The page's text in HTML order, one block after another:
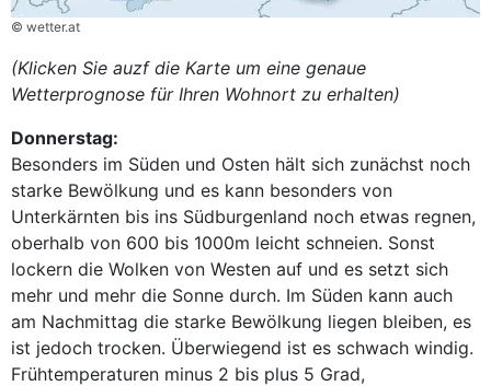
© wetter.at
(Klicken Sie auzf die Karte um eine genaue
Wetterprognose für Ihren Wohnort zu erhalten)
Donnerstag:
Besonders im Süden und Osten hält sich zunächst noch
starke Bewölkung und es kann besonders von
Unterkärnten bis ins Südburgenland noch etwas regnen,
oberhalb von 600 bis 1000m leicht schneien. Sonst
lockern die Wolken von Westen auf und es setzt sich
mehr und mehr die Sonne durch. Im Süden kann auch
am Nachmittag die starke Bewölkung liegen bleiben, es
ist jedoch trocken. Überwiegend ist es schwach windig.
Frühtemperaturen minus 2 bis plus 5 Grad,